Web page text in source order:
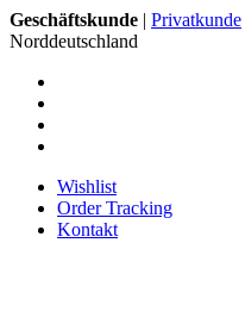
Geschäftskunde | Privatkunde
Norddeutschland
Wishlist
Order Tracking
Kontakt